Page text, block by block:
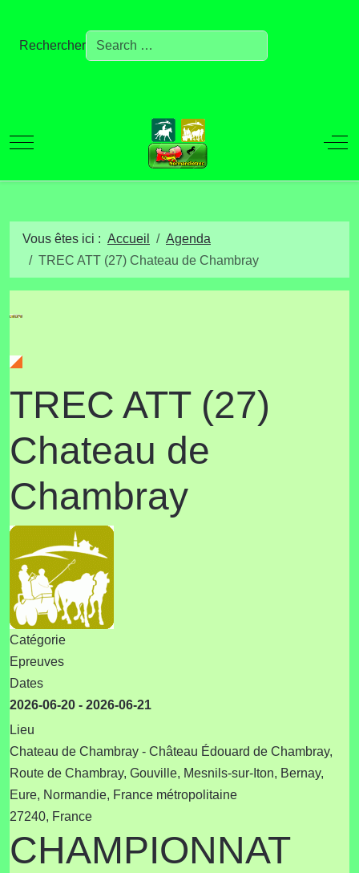
Rechercher
Mobile Menu Toggle Off-
Vous êtes ici : Accueil
Agenda
TREC ATT (27) Chateau de Chambray
TREC ATT (27)
Chateau de
Chambray
Catégorie
Epreuves
Dates
2026-06-20 - 2026-06-21
Lieu
Chateau de Chambray - Château Édouard de Chambray,
Route de Chambray, Gouville, Mesnils-sur-Iton, Bernay,
Eure, Normandie, France métropolitaine
27240, France
CHAMPIONNAT